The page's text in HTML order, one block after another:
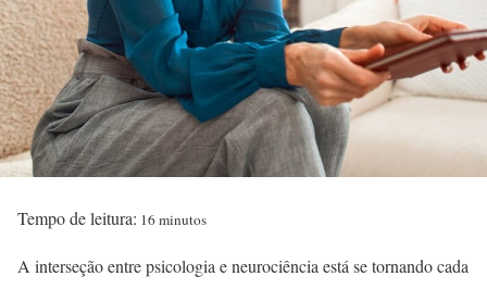
Tempo de leitura: 16 minutos
A interseção entre psicologia e neurociência está se tornando cada